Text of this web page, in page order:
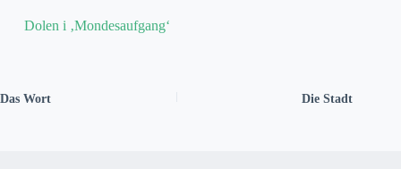
Dolen i ‚Mondesaufgang‘
Das Wort Die Stadt